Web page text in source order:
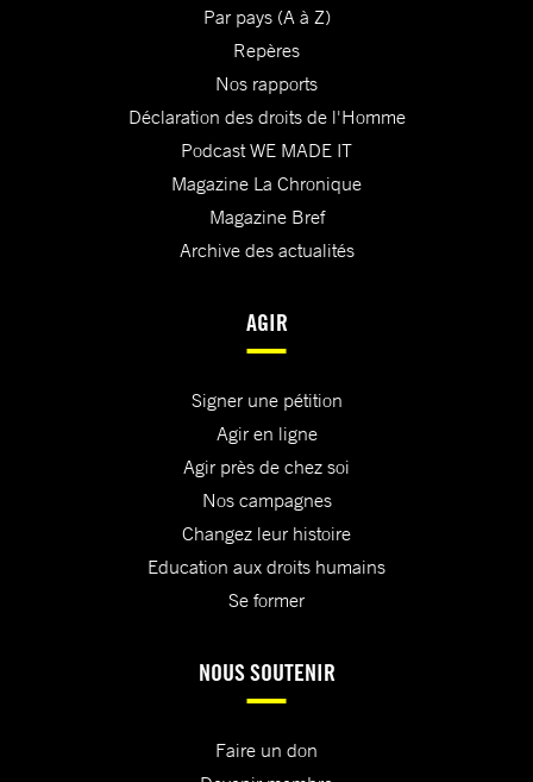
Par pays (A à Z)
Repères
Nos rapports
Déclaration des droits de l'Homme
Podcast WE MADE IT
Magazine La Chronique
Magazine Bref
Archive des actualités
AGIR
Signer une pétition
Agir en ligne
Agir près de chez soi
Nos campagnes
Changez leur histoire
Education aux droits humains
Se former
NOUS SOUTENIR
Faire un don